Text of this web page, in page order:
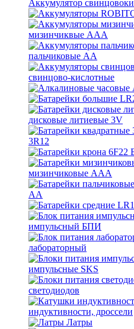
Аккумулятор
мизинчиквые ААА
пальчиковые АА
свинцово-кислотные
дисковые литиевые 3V
3R12
мизинчиковые ААА
АА
импульсный БПИ
лабораторный
импульсные SKS
светодиодов
индуктивности, дроссели
Латры